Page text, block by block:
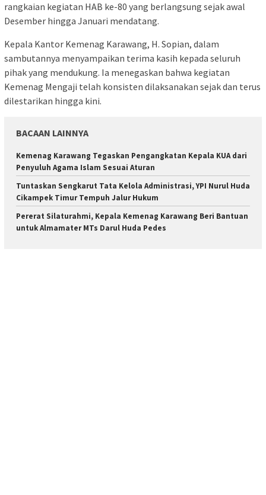
rangkaian kegiatan HAB ke-80 yang berlangsung sejak awal
Desember hingga Januari mendatang.
Kepala Kantor Kemenag Karawang, H. Sopian, dalam
sambutannya menyampaikan terima kasih kepada seluruh
pihak yang mendukung. Ia menegaskan bahwa kegiatan
Kemenag Mengaji telah konsisten dilaksanakan sejak dan terus
dilestarikan hingga kini.
BACAAN LAINNYA
Kemenag Karawang Tegaskan Pengangkatan Kepala KUA dari
Penyuluh Agama Islam Sesuai Aturan
Tuntaskan Sengkarut Tata Kelola Administrasi, YPI Nurul Huda
Cikampek Timur Tempuh Jalur Hukum
Pererat Silaturahmi, Kepala Kemenag Karawang Beri Bantuan
untuk Almamater MTs Darul Huda Pedes